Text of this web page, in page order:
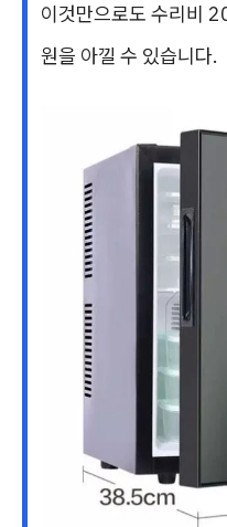
이것만으로도 수리비
원을 아낄 수 있습니다.